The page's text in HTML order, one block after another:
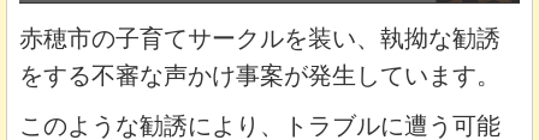
赤穂市の子育てサークルを装い、執拗な勧誘
をする不審な声かけ事案が発生しています。
このような勧誘により、トラブルに遭う可能